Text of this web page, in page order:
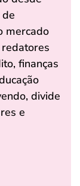
mercado
finanças
divide
e